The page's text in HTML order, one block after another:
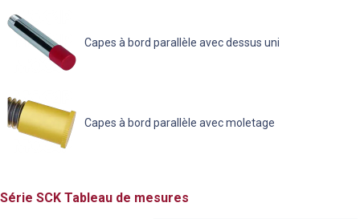
Capes à bord parallèle avec dessus uni
Capes à bord parallèle avec moletage
SCK Tableau de mesures